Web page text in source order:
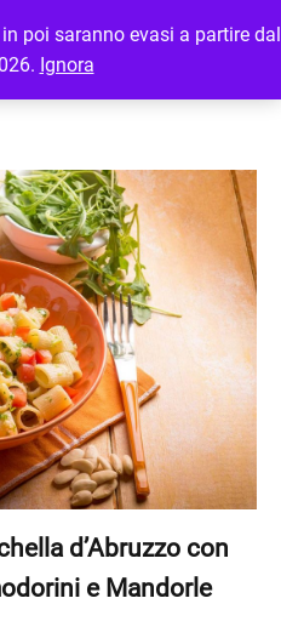
poi saranno evasi a partire dal
Ignora
LOGIN
d’Abruzzo con
e Mandorle